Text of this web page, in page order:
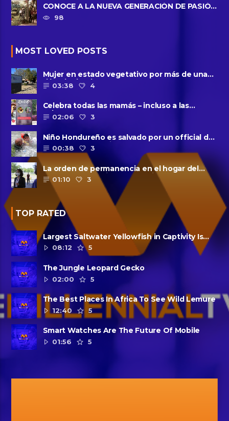
CONOCE A LA NUEVA GENERACIÓN DE PASIÓN
DE GAVILANES II
98
MOST LOVED POSTS
Mujer en estado vegetativo por más de una
década da a luz en un ......
03:38 4
Celebra todas las mamás – incluso a las
solteras – con ......
02:06 3
Niño Hondureño es salvado por un official de
la patrulla fronteriza
00:38 3
La orden de permanencia en el hogar del
condado de Harris se extendió......
01:10 3
TOP RATED
Largest Saltwater Yellowfish in Captivity Is
Dead08:12 5
The Jungle Leopard Gecko
02:00
5
The Best Places In Africa To See Wild Lemure
12:40
5
Smart Watches Are The Future Of Mobile
01:56
5